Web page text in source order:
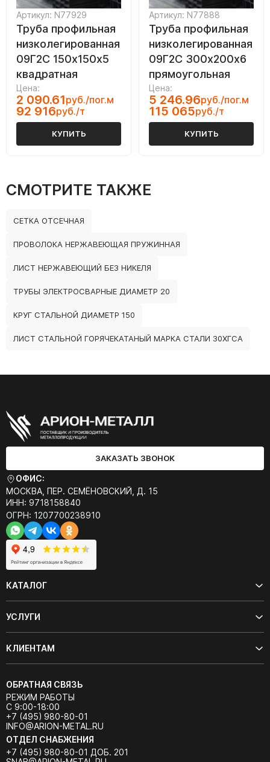
Артикул: N77929
Труба профильная
низколегированная
09Г2С 150х150х5
квадратная
Цена:
2 090.61руб./пог.м
92 916руб./т
КУПИТЬ
Артикул: N77888
Труба профильная
низколегированная
09Г2С 300х200х6
прямоугольная
Цена:
5 246.96руб./пог.м
115 065руб./т
КУПИТЬ
СМОТРИТЕ ТАКЖЕ
СЕТКА ОТСЕЧНАЯ
ПРОВОЛОКА НЕРЖАВЕЮЩАЯ ПРУЖИННАЯ
ЛИСТ НЕРЖАВЕЮЩИЙ БЕЗ НИКЕЛЯ
ТРУБЫ ЭЛЕКТРОСВАРНЫЕ ДИАМЕТР 20
КРУГ СТАЛЬНОЙ ДИАМЕТР 150
ЛИСТ СТАЛЬНОЙ ГОРЯЧЕКАТАНЫЙ МАРКА СТАЛИ 30ХГСА
ЗАКАЗАТЬ ЗВОНОК
ОФИС:
МОСКВА, ПЕР. СЕМЁНОВСКИЙ, Д. 15
ИНН: 9718158840
ОГРН: 1207700238910
КАТАЛОГ
УСЛУГИ
КЛИЕНТАМ
ОБРАТНАЯ СВЯЗЬ
РЕЖИМ РАБОТЫ
С 9:00-18:00
+7 (495) 980-80-01
INFO@ARION-METAL.RU
ОТДЕЛ СНАБЖЕНИЯ
+7 (495) 980-80-01 ДОБ. 201